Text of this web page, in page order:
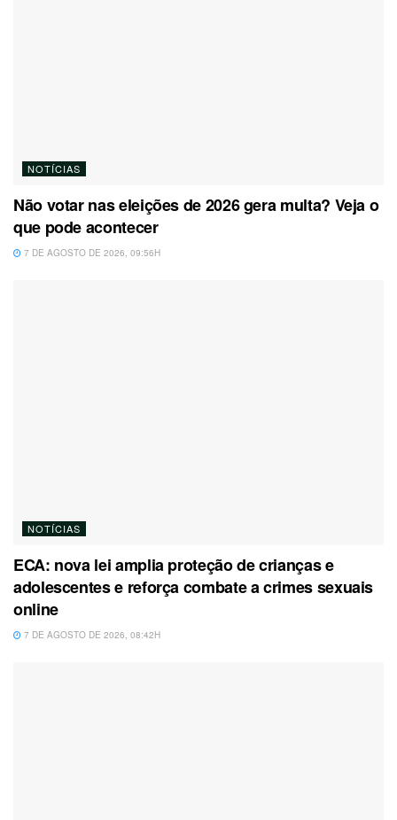
NOTÍCIAS
Não votar nas eleições de 2026 gera multa? Veja o
que pode acontecer
7 DE AGOSTO DE 2026, 09:56H
NOTÍCIAS
ECA: nova lei amplia proteção de crianças e
adolescentes e reforça combate a crimes sexuais
online
7 DE AGOSTO DE 2026, 08:42H